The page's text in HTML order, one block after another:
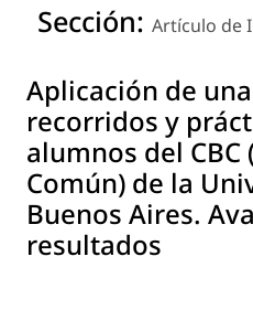
Sección: Artículo de
Aplicación de
recorridos y
alumnos del CBC
Común) de la
Buenos Aires.
resultados